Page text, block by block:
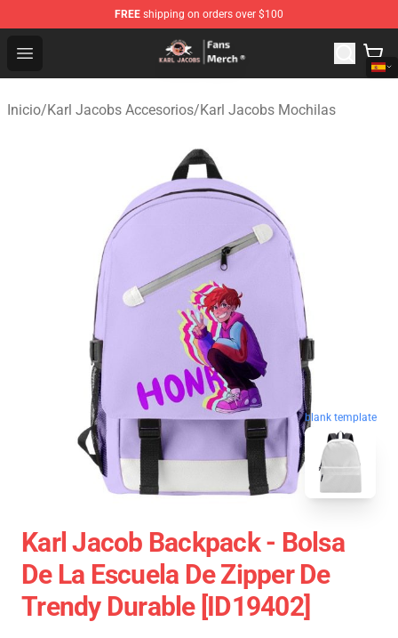
FREE shipping on orders over $100
Open menu
Karl Jacobs Store - Official Karl Jacobs Merchandise
Inicio/Karl Jacobs Accesorios/Karl Jacobs Mochilas
blank template
Karl Jacob Backpack - Bolsa
De La Escuela De Zipper De
Trendy Durable [ID19402]